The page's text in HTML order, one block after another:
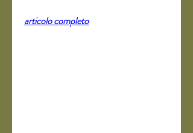
articolo completo